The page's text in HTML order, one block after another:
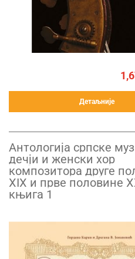
Детаљније
Антологија српске
дечји и женски хор
композитора друге
XIX и прве половине
књига 1